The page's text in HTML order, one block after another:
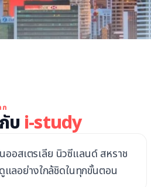
ก
บ i-study
ออสเตรเลีย นิวซีแลนด์ สหราช
แลอย่างใกล้ชิดในทุกขั้นตอน